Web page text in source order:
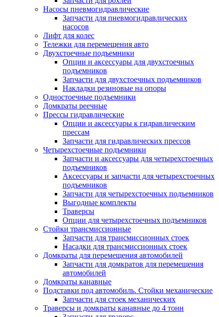
Насосы пневмогидравлические
Запчасти для пневмогидравлических
насосов
Лифт для колес
Тележки для перемещения авто
Двухстоечные подъемники
Опции и аксессуары для двухстоечных
подъемников
Запчасти для двухстоечных подъемников
Накладки резиновые на опоры
Одностоечные подъемники
Домкраты реечные
Прессы гидравлические
Опции и аксессуары к гидравлическим
прессам
Запчасти для гидравлических прессов
Четырехстоечные подъемники
Запчасти и аксессуары для четырехстоечных
подъемников
Аксессуары и запчасти для четырехстоечных
подъемников
Запчасти для четырехстоечных подъемников
Выгодные комплекты
Траверсы
Опции для четырехстоечных подъемников
Стойки трансмиссионные
Запчасти для трансмиссионных стоек
Насадки для трансмиссионных стоек
Домкраты для перемещения автомобилей
Запчасти для домкратов для перемещения
автомобилей
Домкраты канавные
Подставки под автомобиль. Стойки механические
Запчасти для стоек механических
Траверсы и домкраты канавные до 4 тонн